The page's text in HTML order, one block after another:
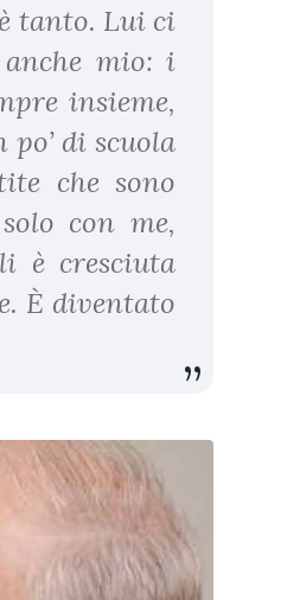
tanto. Lui ci
mio: i
insieme,
di scuola
che sono
con me,
è cresciuta
È diventato